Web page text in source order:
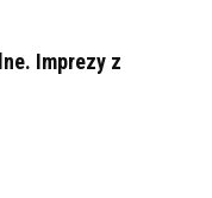
Imprezy z